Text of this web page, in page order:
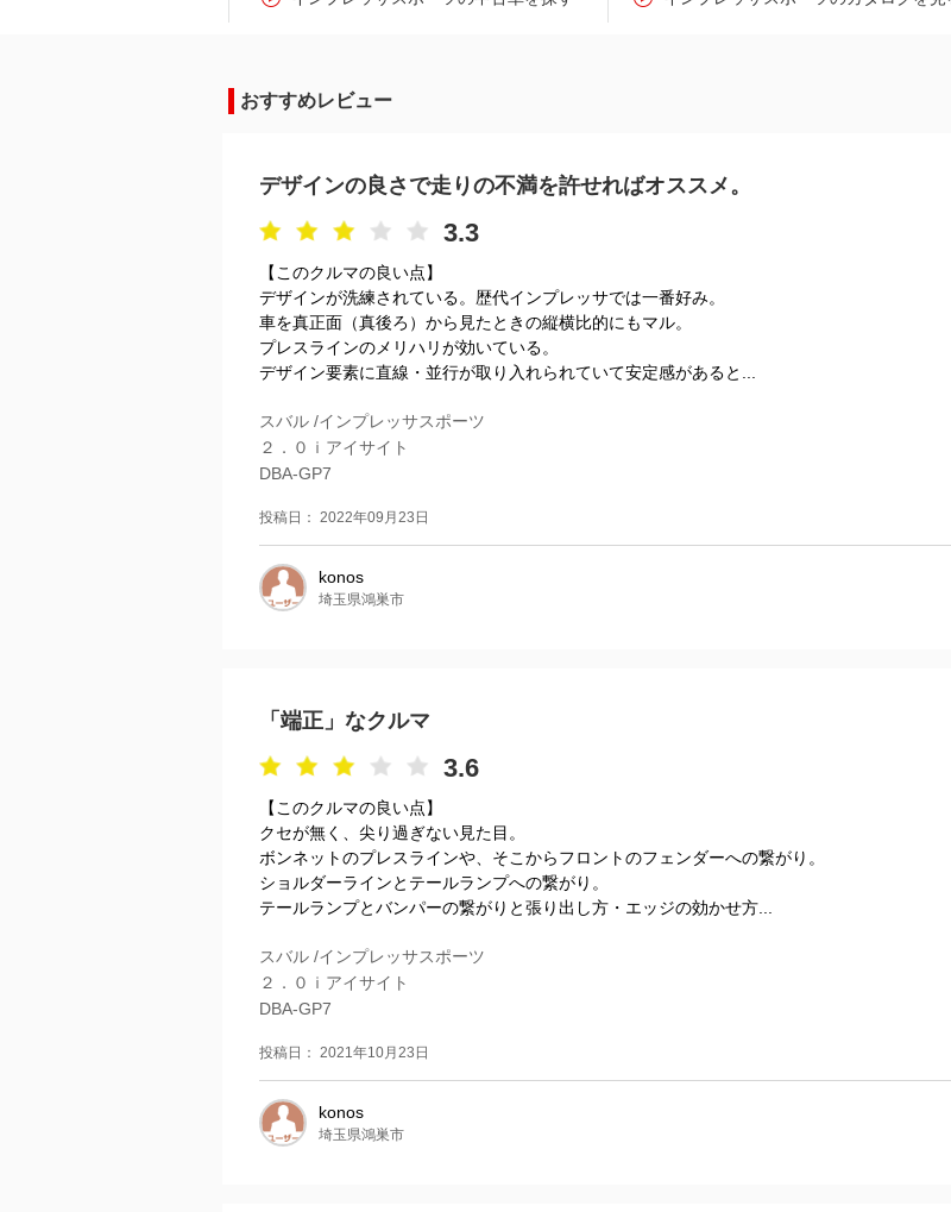
おすすめレビュー
デザインの良さで走りの不満を許せればオススメ。
3.3
【このクルマの良い点】
デザインが洗練されている。歴代インプレッサでは一番好み。
車を真正面（真後ろ）から見たときの縦横比的にもマル。
プレスラインのメリハリが効いている。
デザイン要素に直線・並行が取り入れられていて安定感があると...
スバル /インプレッサスポーツ
２．０ｉアイサイト
DBA-GP7
投稿日： 2022年09月23日
konos
埼玉県鴻巣市
「端正」なクルマ
3.6
【このクルマの良い点】
クセが無く、尖り過ぎない見た目。
ボンネットのプレスラインや、そこからフロントのフェンダーへの繋がり。
ショルダーラインとテールランプへの繋がり。
テールランプとバンパーの繋がりと張り出し方・エッジの効かせ方...
スバル /インプレッサスポーツ
２．０ｉアイサイト
DBA-GP7
投稿日： 2021年10月23日
konos
埼玉県鴻巣市